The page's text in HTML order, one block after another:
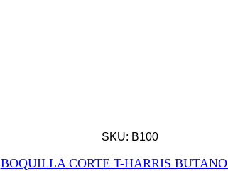
SKU: B100
BOQUILLA CORTE T-HARRIS